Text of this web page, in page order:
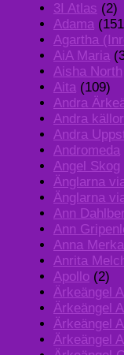
3I Atlas (2)
Adama
Agartha
AiA Maria
Aisha North
Aita (109)
Andra
Andra källor
Andra
Andromeda
Angel Skog
Änglarna
Änglarna
Ann
Ann
Anna
Anrita
Apollo (2)
Ärkeängel
Ärkeängel
Ärkeängel
Ärkeängel